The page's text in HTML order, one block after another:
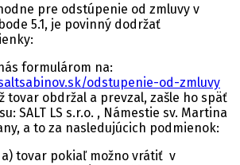
pre odstúpenie od zmluvy v
5.1, je povinný dodržať
formulárom na:
odstupenie-od-zmluvy
tovar obdržal a prevzal, zašle ho späť
SALT LS s.r.o. , Námestie sv. Martina
a to za nasledujúcich podmienok:
možno vrátiť v